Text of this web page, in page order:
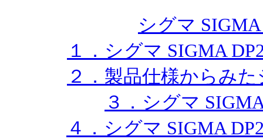
シグマ
１．シグマ SIGMA
２．製品仕様からみ
３．シグマ
４．シグマ SIGMA